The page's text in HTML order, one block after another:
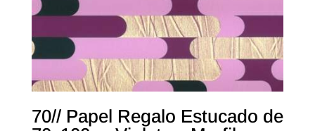
70// Papel Regalo Estucado de